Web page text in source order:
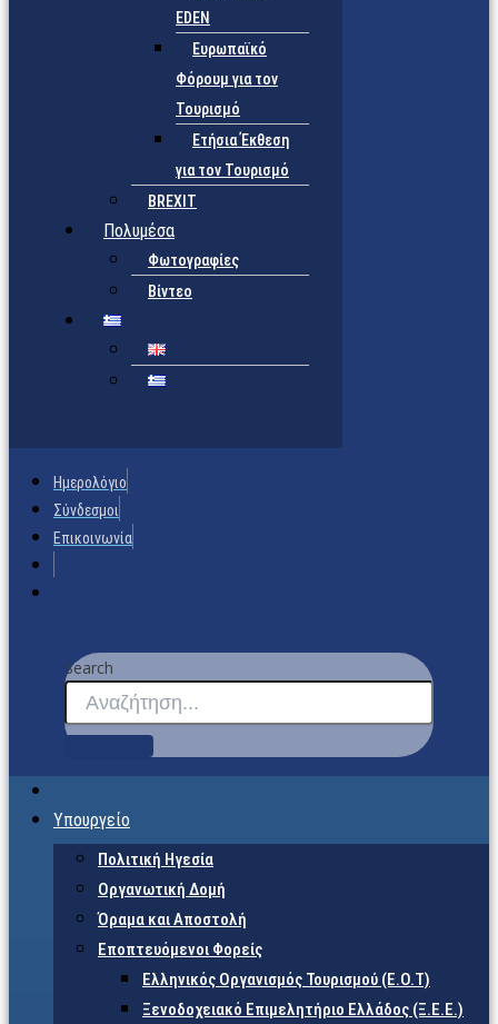
EDEN
Ευρωπαϊκό
Φόρουμ για τον
Τουρισμό
Ετήσια Έκθεση
για τον Τουρισμό
BREXIT
Πολυμέσα
Φωτογραφίες
Βίντεο
Ημερολόγιο
Σύνδεσμοι
Επικοινωνία
Search
Υπουργείο
Πολιτική Ηγεσία
Οργανωτική Δομή
Όραμα και Αποστολή
Εποπτευόμενοι Φορείς
Eλληνικός Οργανισμός Τουρισμού (Ε.Ο.Τ)
Ξενοδοχειακό Επιμελητήριο Ελλάδος (Ξ.Ε.Ε.)